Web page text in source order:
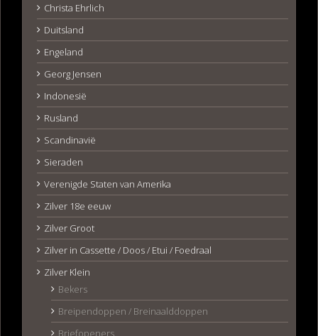
Christa Ehrlich
Duitsland
Engeland
Georg Jensen
Indonesië
Rusland
Scandinavië
Sieraden
Verenigde Staten van Amerika
Zilver 18e eeuw
Zilver Groot
Zilver in Cassette / Doos / Etui / Foedraal
Zilver Klein
Bekers
Breipendoppen / Breinaalddoppen
Briefopeners